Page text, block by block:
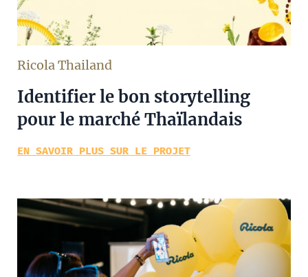
Ricola Thailand
Identifier le bon storytelling
pour le marché Thaïlandais
EN SAVOIR PLUS SUR LE PROJET